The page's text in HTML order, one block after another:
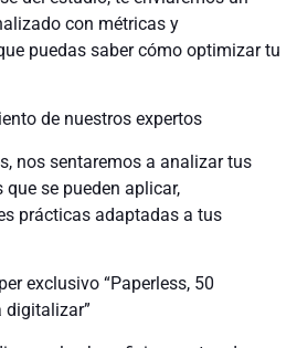
con métricas y
puedas saber cómo optimizar tu
de nuestros expertos
nos sentaremos a analizar tus
se pueden aplicar,
prácticas adaptadas a tus
exclusivo “Paperless, 50
digitalizar”